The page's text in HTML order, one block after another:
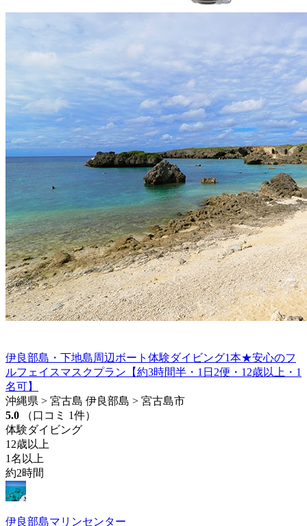
伊良部島・下地島周辺ボート体験ダイビング1本★安心のフ
ルフェイスマスクプラン【約3時間半・1日2便・12歳以上・1
名可】
沖縄県 > 宮古島 伊良部島 > 宮古島市
5.0
（口コミ 1件）
体験ダイビング
12歳以上
1名以上
約2時間
伊良部島マリンセンター